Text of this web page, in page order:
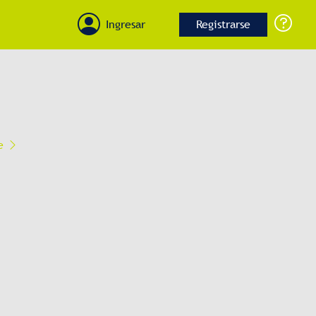
Ingresar Registrarse